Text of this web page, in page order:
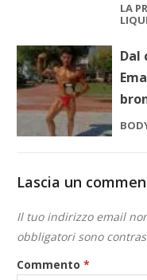
LA
Dal
Lascia un
Il tuo indirizzo email
obbligatori sono
Commento*